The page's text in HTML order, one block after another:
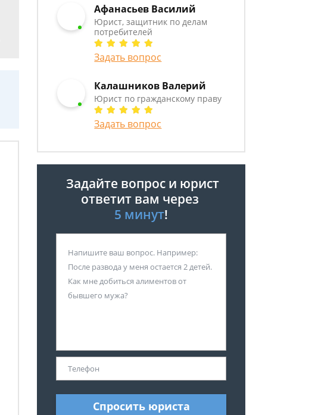
Афанасьев Василий
Юрист, защитник по делам
потребителей
Задать вопрос
Калашников Валерий
Юрист по гражданскому праву
Задать вопрос
Задайте вопрос и юрист
ответит вам через
5 минут!
Спросить юриста